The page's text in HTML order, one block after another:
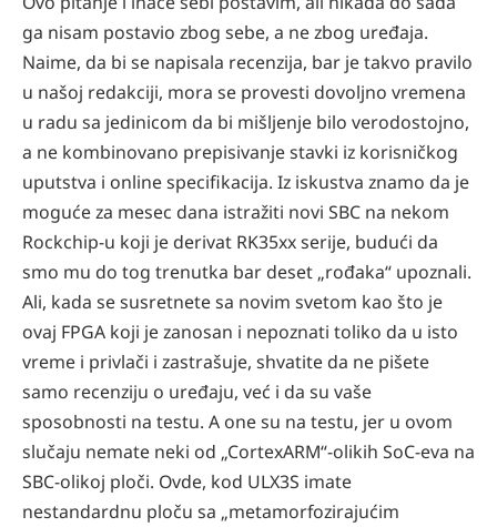
ga nisam postavio zbog sebe, a ne zbog uređaja.
Naime, da bi se napisala recenzija, bar je takvo pravilo
u našoj redakciji, mora se provesti dovoljno vremena
u radu sa jedinicom da bi mišljenje bilo verodostojno,
a ne kombinovano prepisivanje stavki iz korisničkog
uputstva i online specifikacija. Iz iskustva znamo da je
moguće za mesec dana istražiti novi SBC na nekom
Rockchip-u koji je derivat RK35xx serije, budući da
smo mu do tog trenutka bar deset „rođaka“ upoznali.
Ali, kada se susretnete sa novim svetom kao što je
ovaj FPGA koji je zanosan i nepoznati toliko da u isto
vreme i privlači i zastrašuje, shvatite da ne pišete
samo recenziju o uređaju, već i da su vaše
sposobnosti na testu. A one su na testu, jer u ovom
slučaju nemate neki od „CortexARM“-olikih SoC-eva na
SBC-olikoj ploči. Ovde, kod ULX3S imate
nestandardnu ploču sa „metamorfozirajućim